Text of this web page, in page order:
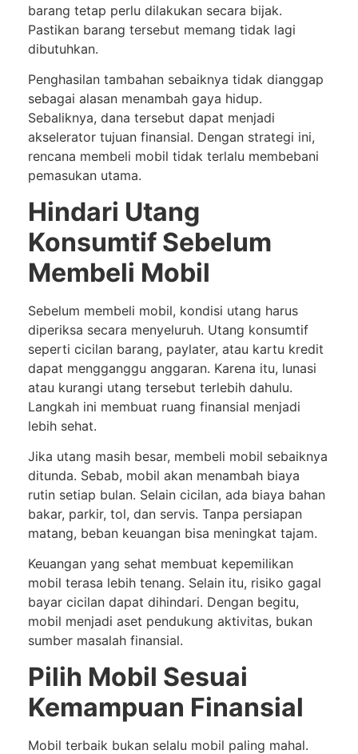
barang tetap perlu dilakukan secara bijak.
Pastikan barang tersebut memang tidak lagi
dibutuhkan.
Penghasilan tambahan sebaiknya tidak dianggap
sebagai alasan menambah gaya hidup.
Sebaliknya, dana tersebut dapat menjadi
akselerator tujuan finansial. Dengan strategi ini,
rencana membeli mobil tidak terlalu membebani
pemasukan utama.
Hindari Utang
Konsumtif Sebelum
Membeli Mobil
Sebelum membeli mobil, kondisi utang harus
diperiksa secara menyeluruh. Utang konsumtif
seperti cicilan barang, paylater, atau kartu kredit
dapat mengganggu anggaran. Karena itu, lunasi
atau kurangi utang tersebut terlebih dahulu.
Langkah ini membuat ruang finansial menjadi
lebih sehat.
Jika utang masih besar, membeli mobil sebaiknya
ditunda. Sebab, mobil akan menambah biaya
rutin setiap bulan. Selain cicilan, ada biaya bahan
bakar, parkir, tol, dan servis. Tanpa persiapan
matang, beban keuangan bisa meningkat tajam.
Keuangan yang sehat membuat kepemilikan
mobil terasa lebih tenang. Selain itu, risiko gagal
bayar cicilan dapat dihindari. Dengan begitu,
mobil menjadi aset pendukung aktivitas, bukan
sumber masalah finansial.
Pilih Mobil Sesuai
Kemampuan Finansial
Mobil terbaik bukan selalu mobil paling mahal.